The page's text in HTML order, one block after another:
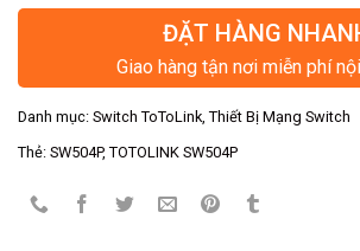
ĐẶT HÀNG
Giao hàng tận nơi miễn phí
Danh mục: Switch ToToLink Thiết Bị Mạng Switch
Thẻ: SW504P, TOTOLINK SW504P